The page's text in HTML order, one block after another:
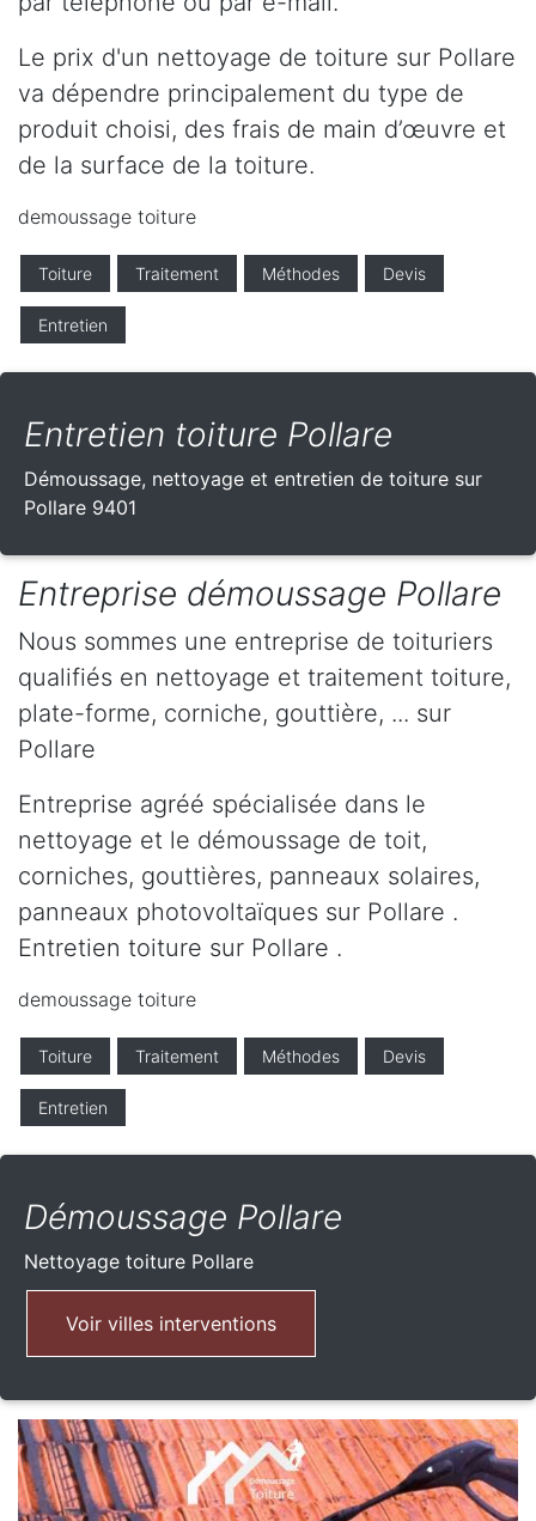
Le prix d'un nettoyage de toiture sur Pollare
va dépendre principalement du type de
produit choisi, des frais de main d’œuvre et
de la surface de la toiture.
demoussage toiture
Toiture Traitement Méthodes Devis
Entretien
Entretien toiture Pollare
Démoussage, nettoyage et entretien de toiture sur
Pollare 9401
Entreprise démoussage Pollare
Nous sommes une entreprise de toituriers
qualifiés en nettoyage et traitement toiture,
plate-forme, corniche, gouttière, ... sur
Pollare
Entreprise agréé spécialisée dans le
nettoyage et le démoussage de toit,
corniches, gouttières, panneaux solaires,
panneaux photovoltaïques sur Pollare .
Entretien toiture sur Pollare .
demoussage toiture
Toiture Traitement Méthodes Devis
Entretien
Démoussage Pollare
Nettoyage toiture Pollare
Voir villes interventions